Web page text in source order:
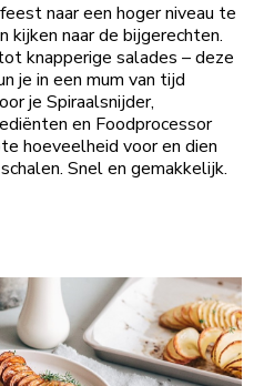
naar een hoger niveau te
kijken naar de bijgerechten.
knapperige salades – deze
je in een mum van tijd
je Spiraalsnijder,
en Foodprocessor
hoeveelheid voor en dien
Snel en gemakkelijk.